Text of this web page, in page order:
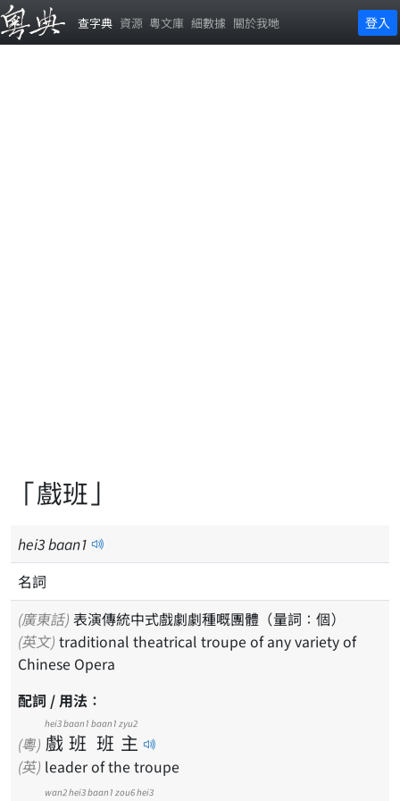
查字典 資源 粵文庫 細數據 關於我哋 登入
「戲班」
hei3baan1
名詞
(廣東話) 表演傳統中式戲劇劇種嘅團體（量詞：個）
(英文)
Chinese Opera
配詞 / 用法：
(粵) 戲
hei3
班
baan1
班
baan1
主
zyu2
(英) leader of the troupe
wan2hei3baan1 zou6hei3